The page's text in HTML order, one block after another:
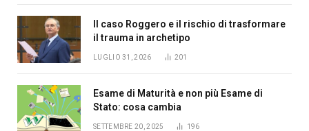
Il caso Roggero e il rischio di trasformare
il trauma in archetipo
LUGLIO 31, 2026 201
Esame di Maturità e non più Esame di
Stato: cosa cambia
SETTEMBRE 20, 2025 196